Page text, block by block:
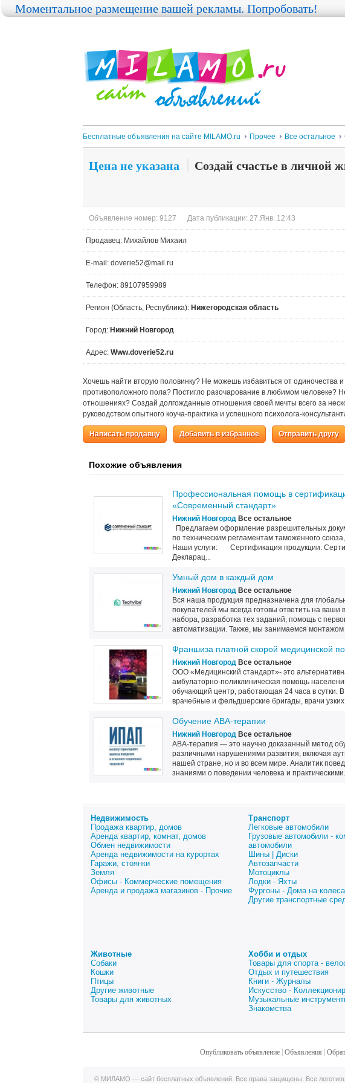
Бесплатные объявления на сайте MILAMO.ru Прочее Все остальное
Цена не указана Создай счастье в личной
Объявление номер: 9127 Дата публикации: 27.Янв. 12:43
Продавец: Михайлов Михаил
E-mail: doverie52@mail.ru
Телефон: 89107959989
Регион (Область, Республика): Нижегородская область
Город: Нижний Новгород
Адрес: Www.doverie52.ru
Хочешь найти вторую половинку? Не можешь избавиться от одиночества
противоположного пола? Постигло разочарование в любимом человеке?
отношениях? Создай долгожданные отношения своей мечты всего за
руководством опытного коуча-практика и успешного психолога-
Написать продавцу Добавить в избранное Отправить другу
Похожие объявления
Профессиональная помощь в
«Современный стандарт»
Нижний Новгород Все остальное
Предлагаем оформление разрешительных
по техническим регламентам таможенного
Наши услуги: Сертификация продукции:
Декларац...
Умный дом в каждый дом
Нижний Новгород Все остальное
Вся наша продукция предназначена для
покупателей мы всегда готовы ответить на
набора, разработка тех заданий, помощь с
автоматизации. Также, мы занимаемся монтажом
Франшиза платной скорой медицинской
Нижний Новгород Все остальное
ООО «Медицинский стандарт»- это
амбулаторно-поликлиническая помощь
обучающий центр, работающая 24 часа в сутки.
врачебные и фельдшерские бригады, врачи узких
Обучение АВА-терапии
Нижний Новгород Все остальное
АВА-терапия — это научно доказанный метод
различными нарушениями развития, включая
нашей стране, но и во всем мире. Аналитик
знаниями о поведении человека и
Моментальное размещение вашей рекламы. Попробовать!
Недвижимость
Продажа квартир, домов
Аренда квартир, комнат, домов
Обмен недвижимости
Аренда недвижимости на курортах
Гаражи, стоянки
Земля
Офисы - Коммерческие помещения
Аренда и продажа магазинов - Прочие
Транспорт
Легковые автомобили
Грузовые автомобили -
автомобили
Шины | Диски
Автозапчасти
Мотоциклы
Лодки - Яхты
Фургоны - Дома на
Другие транспортные
Животные
Собаки
Кошки
Птицы
Другие животные
Товары для животных
Хобби и отдых
Товары для спорта -
Отдых и путешествия
Книги - Журналы
Искусство -
Музыкальные
Знакомства
Опубликовать объявление| Объявления
© МИЛАМО — сайт бесплатных объявлений. Все права защищены. Все